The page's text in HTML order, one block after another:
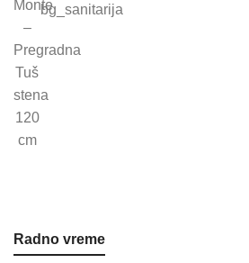
bg_sanitarija
Radno vreme